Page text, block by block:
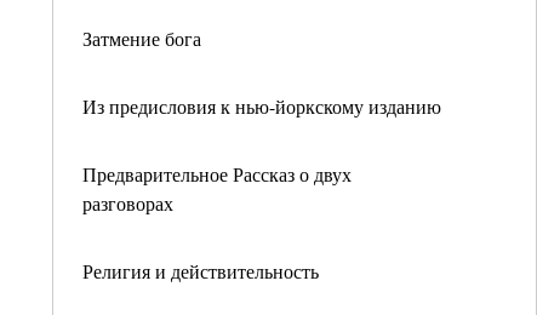
Затмение бога
Из предисловия к нью-йоркскому изданию
Предварительное Рассказ о двух
разговорах
Религия и действительность